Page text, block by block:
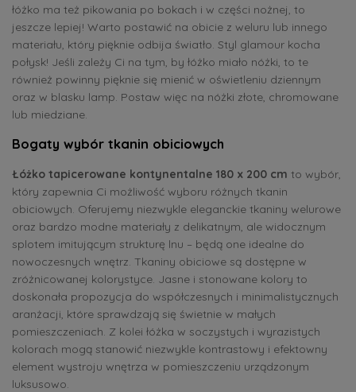
łóżko ma też pikowania po bokach i w części nożnej, to
jeszcze lepiej! Warto postawić na obicie z weluru lub innego
materiału, który pięknie odbija światło. Styl glamour kocha
połysk! Jeśli zależy Ci na tym, by łóżko miało nóżki, to te
również powinny pięknie się mienić w oświetleniu dziennym
oraz w blasku lamp. Postaw więc na nóżki złote, chromowane
lub miedziane.
Bogaty wybór tkanin obiciowych
Łóżko tapicerowane kontynentalne 180 x 200 cm to wybór,
który zapewnia Ci możliwość wyboru różnych tkanin
obiciowych. Oferujemy niezwykle eleganckie tkaniny welurowe
oraz bardzo modne materiały z delikatnym, ale widocznym
splotem imitującym strukturę lnu – będą one idealne do
nowoczesnych wnętrz. Tkaniny obiciowe są dostępne w
zróżnicowanej kolorystyce. Jasne i stonowane kolory to
doskonała propozycja do współczesnych i minimalistycznych
aranżacji, które sprawdzają się świetnie w małych
pomieszczeniach. Z kolei łóżka w soczystych i wyrazistych
kolorach mogą stanowić niezwykle kontrastowy i efektowny
element wystroju wnętrza w pomieszczeniu urządzonym
luksusowo.